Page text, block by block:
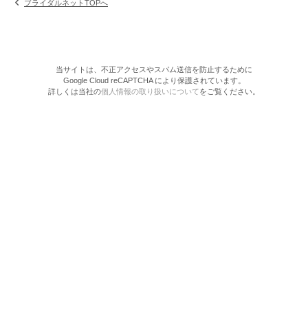
ブライダルネットTOPへ
当サイトは、不正アクセスやスパム送信を防止するために
Google Cloud reCAPTCHA により保護されています。
詳しくは当社の個人情報の取り扱いについてをご覧ください。